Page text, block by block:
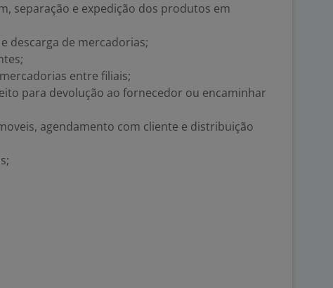
separação e expedição dos produtos em
descarga de mercadorias;
entre filiais;
para devolução ao fornecedor ou encaminhar
agendamento com cliente e distribuição